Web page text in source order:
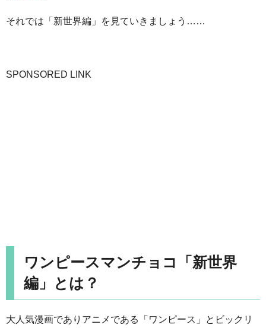
それでは「新世界編」を見ていきましょう……
SPONSORED LINK
ワンピースマンチョコ「新世界
編」とは？
大人気漫画でありアニメである「ワンピース」とビックリ